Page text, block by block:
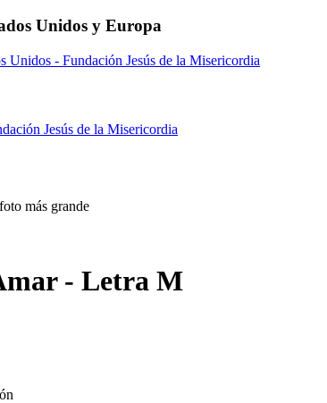
Unidos y Europa
más grande
- Letra M